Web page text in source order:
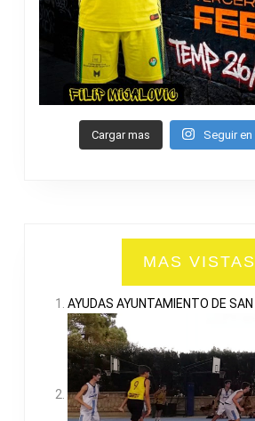
Cargar mas Seguir
MAS VISTAS
AYUDAS AYUNTAMIENTO DE